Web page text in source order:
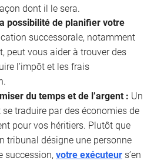
dont il le sera.
possibilité de planifier votre
successorale, notamment
peut vous aider à trouver des
l’impôt et les frais
du temps et de l’argent : Un
traduire par des économies de
pour vos héritiers. Plutôt que
tribunal désigne une personne
succession, votre exécuteur s’en